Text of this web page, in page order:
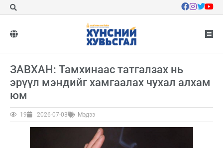
ЗАВХАН: Тамхинаас татгалзах нь
эрүүл мэндийг хамгаалах чухал алхам
юм
19 2026-07-03 Мэдээ